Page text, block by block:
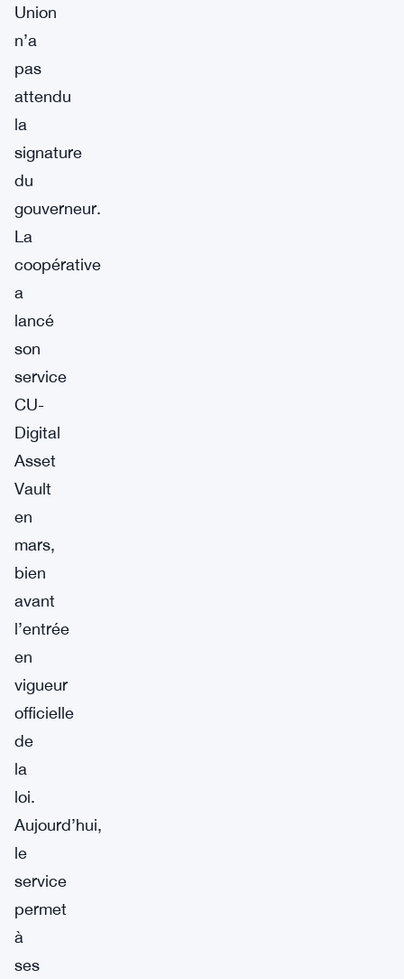
Union
n’a
pas
attendu
la
signature
du
gouverneur.
La
coopérative
a
lancé
son
service
CU-
Digital
Asset
Vault
en
mars,
bien
avant
l’entrée
en
vigueur
officielle
de
la
loi.
Aujourd’hui,
le
service
permet
à
ses